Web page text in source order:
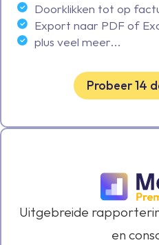
Doorklikken tot op
Export naar PDF of
plus veel meer...
Probeer 14
Uitgebreide
en